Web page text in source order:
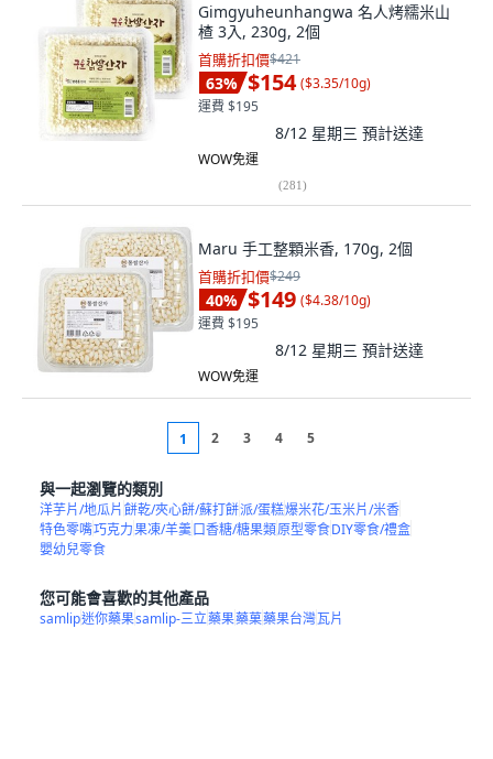
Gimgyuheunhangwa 名人烤糯米山
楂 3入, 230g, 2個
首購折扣價$421
63% $154 ($3.35/10g)
運費 $195
8/12 星期三 預計送達
WOW免運
(281)
Maru 手工整顆米香, 170g, 2個
首購折扣價$249
40% $149 ($4.38/10g)
運費 $195
8/12 星期三 預計送達
WOW免運
1 2 3 4 5
與一起瀏覽的類別
洋芋片/地瓜片餅乾/夾心餅/蘇打餅派/蛋糕爆米花/玉米片/米香
特色零嘴巧克力果凍/羊羹口香糖/糖果類原型零食DIY零食/禮盒
嬰幼兒零食
您可能會喜歡的其他產品
samlip迷你藥果samlip-三立藥果藥菓藥果台灣瓦片